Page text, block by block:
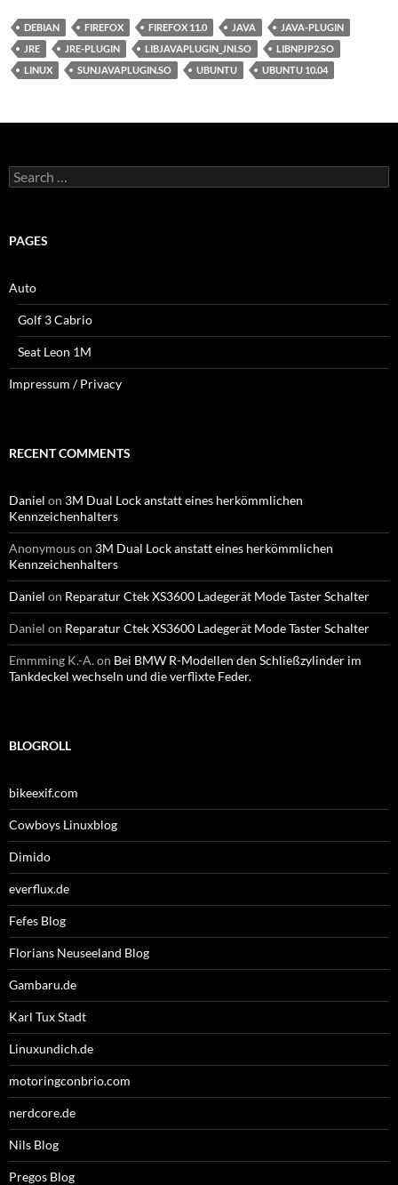
DEBIAN FIREFOX FIREFOX 11.0 JAVA
JAVA-PLUGIN
JRE
JRE-PLUGIN LIBJAVAPLUGIN_JNI.SO
LIBNPJP2.SO
LINUX
SUNJAVAPLUGIN.SO UBUNTU UBUNTU 10.04
Search
for:
PAGES
Auto
Golf 3 Cabrio
Seat Leon 1M
Impressum / Privacy
RECENT COMMENTS
Daniel on 3M Dual Lock anstatt eines herkömmlichen
Kennzeichenhalters
Anonymouson 3M Dual Lock anstatt eines herkömmlichen
Kennzeichenhalters
Daniel on Reparatur Ctek XS3600 Ladegerät Mode Taster Schalter
Daniel on Reparatur Ctek XS3600 Ladegerät Mode Taster Schalter
Emmming K.-A.on Bei BMW R-Modellen den Schließzylinder im
Tankdeckel wechseln und die verflixte Feder.
BLOGROLL
bikeexif.com
Cowboys Linuxblog
Dimido
everflux.de
Fefes Blog
Florians Neuseeland Blog
Gambaru.de
Karl Tux Stadt
Linuxundich.de
motoringconbrio.com
nerdcore.de
Nils Blog
Pregos Blog